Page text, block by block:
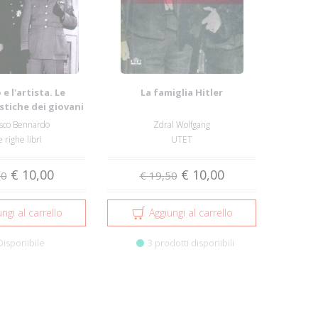
e l'artista. Le
dei giovani
Bennardo
righe libri
€ 10,00
al carrello
La famiglia Hitler
Zdral Wolfgang
UTET
€ 19,50 € 10,00
Aggiungi al carrello
3 prodotti disponibili